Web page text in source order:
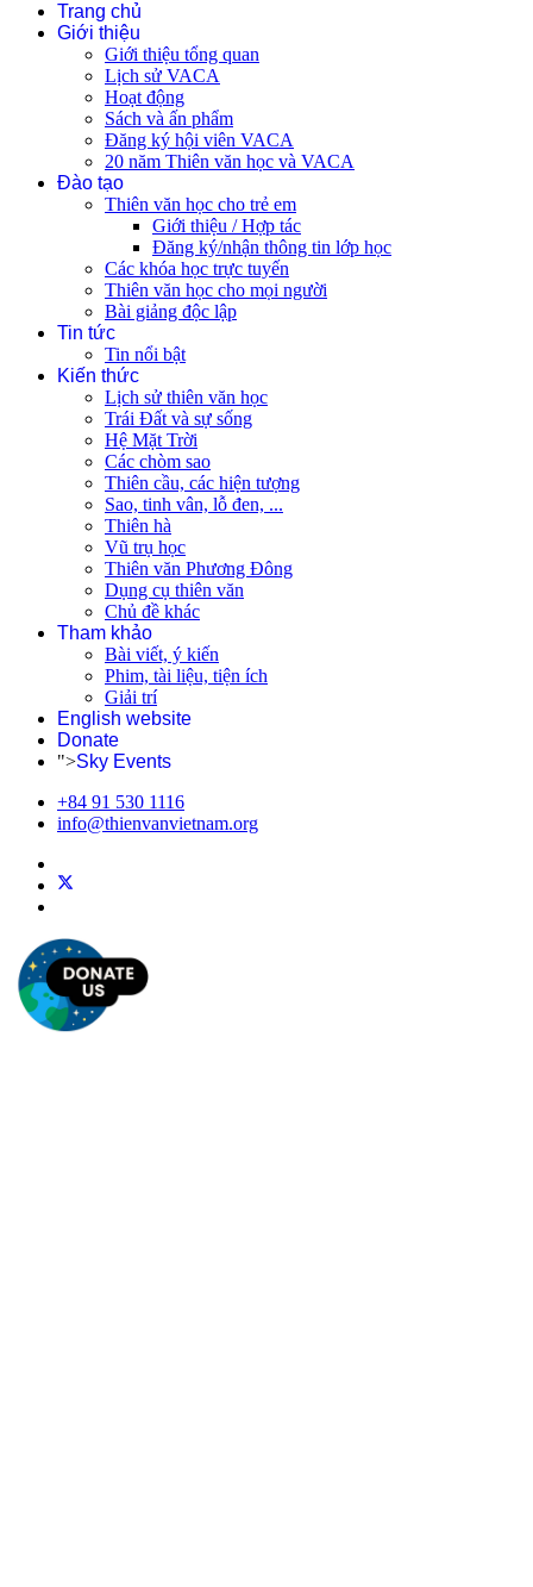
Trang chủ
Giới thiệu
Giới thiệu tổng quan
Lịch sử VACA
Hoạt động
Sách và ấn phẩm
Đăng ký hội viên VACA
20 năm Thiên văn học và VACA
Đào tạo
Thiên văn học cho trẻ em
Giới thiệu / Hợp tác
Đăng ký/nhận thông tin lớp học
Các khóa học trực tuyến
Thiên văn học cho mọi người
Bài giảng độc lập
Tin tức
Tin nổi bật
Kiến thức
Lịch sử thiên văn học
Trái Đất và sự sống
Hệ Mặt Trời
Các chòm sao
Thiên cầu, các hiện tượng
Sao, tinh vân, lỗ đen, ...
Thiên hà
Vũ trụ học
Thiên văn Phương Đông
Dụng cụ thiên văn
Chủ đề khác
Tham khảo
Bài viết, ý kiến
Phim, tài liệu, tiện ích
Giải trí
English website
Donate
">Sky Events
+84 91 530 1116
info@thienvanvietnam.org